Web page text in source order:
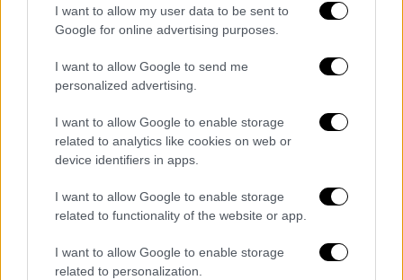
I want to allow my user data to be sent to
Google for online advertising purposes.
I want to allow Google to send me
personalized advertising.
I want to allow Google to enable storage
related to analytics like cookies on web or
device identifiers in apps.
I want to allow Google to enable storage
related to functionality of the website or app.
I want to allow Google to enable storage
related to personalization.
Μπάιντεν και καλεί τους μεσολαβητές να
«υποχρεώσουν την κατοχή να εφαρμόσει
αυτά που είχαν συμφωνηθεί».
Η πρόταση εκείνη προέβλεπε, στην πρώτη
της φάση, ανακωχή έξι εβδομάδων,
αποχώρηση των ισραηλινών ενόπλων
δυνάμεων από πυκνοκατοικημένες περιοχές
της Λωρίδας της Γάζας, και την
απελευθέρωση ομήρων της Χαμάς με
εγκλείστων σε ισραηλινά κέντρα κράτησης.